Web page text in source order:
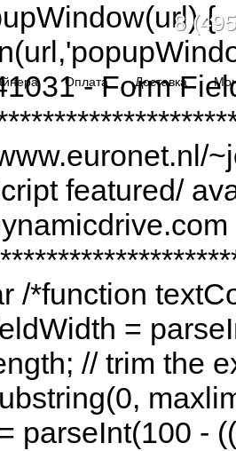
{
- Form
featured/
/*function
=
// trim the
parseInt(100 -
8
Оплата Доставка